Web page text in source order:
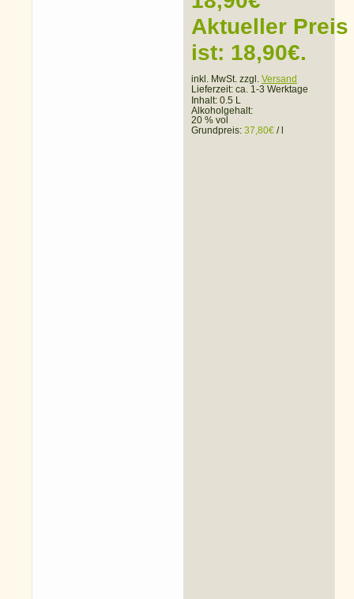
Aktueller Preis
ist: 18,90€.
inkl. MwSt. zzgl. Versand
Lieferzeit: ca. 1-3 Werktage
Inhalt: 0.5 L
Alkoholgehalt:
20 % vol
Grundpreis: 37,80€ /